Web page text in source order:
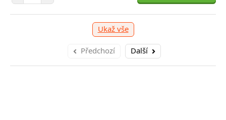
Ukaž vše
Předchozí Další